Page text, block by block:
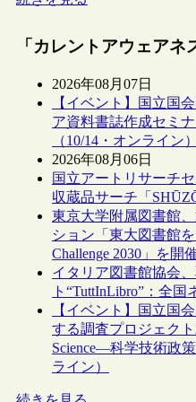
「カレントアウェアネ
2026年08月07日
【イベント】国立国
ア資料書誌作成セミ
（10/14・オンライン）
2026年08月06日
国立アートリサーチ
収蔵品サーチ「
東京大学附属図書館
ション「東大図書館
Challenge 2030」を開
イタリア図書館協会
ト“TuttInLibro”：全
【イベント】国立国
する調査プロジェク
Science―科学技術政
ライン）